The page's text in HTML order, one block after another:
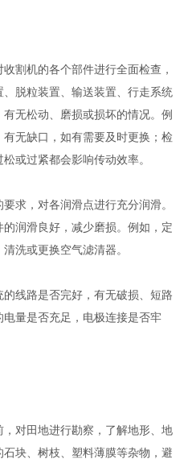
机的各个部件进行全面检查，
脱粒装置、输送装置、行走系统
无松动、磨损或损坏的情况。例
无缺口，如有需要及时更换；检
或过紧都会影响传动效率。
，对各润滑点进行充分润滑。
润滑良好，减少磨损。例如，定
洗或更换空气滤清器。
线路是否完好，有无破损、短路
量是否充足，电极连接是否牢
对田地进行勘察，了解地形、地
块、树枝、塑料薄膜等杂物，避